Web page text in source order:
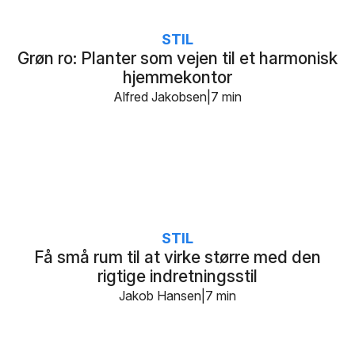
Grøn ro: Planter som vejen til et harmonisk
hjemmekontor
STIL
7 min
Alfred Jakobsen
Få små rum til at virke større med den
rigtige indretningsstil
STIL
7 min
Jakob Hansen